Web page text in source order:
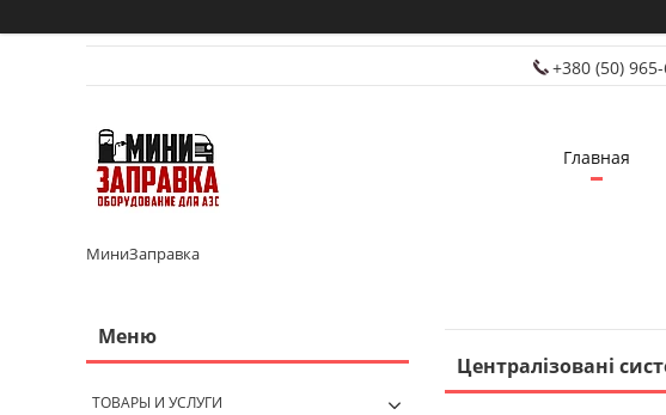
+380 (50)
МиниЗаправка
Главная
Централізовані
ТОВАРЫ И УСЛУГИ